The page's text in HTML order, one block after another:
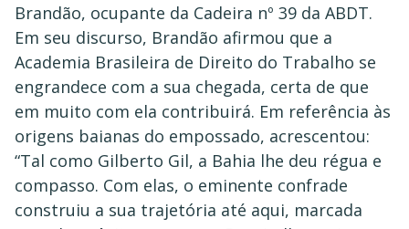
Brandão, ocupante da Cadeira nº 39 da ABDT.
Em seu discurso, Brandão afirmou que a
Academia Brasileira de Direito do Trabalho se
engrandece com a sua chegada, certa de que
em muito com ela contribuirá. Em referência às
origens baianas do empossado, acrescentou:
“Tal como Gilberto Gil, a Bahia lhe deu régua e
compasso. Com elas, o eminente confrade
construiu a sua trajetória até aqui, marcada